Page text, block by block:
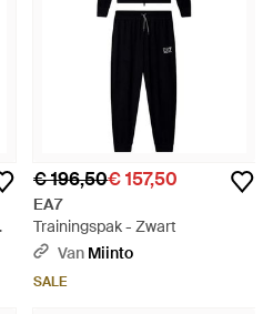
€ 196,50€ 157,50
EA7
Trainingspak - Zwart
Van Miinto
SALE